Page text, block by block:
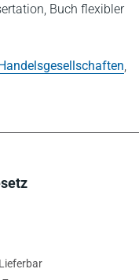
Buch flexibler
Lieferbar